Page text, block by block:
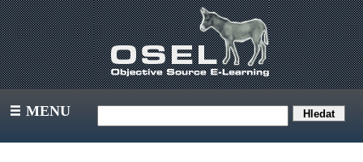
III MENU